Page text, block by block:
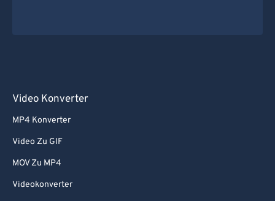
Video Konverter
MP4 Konverter
Video Zu GIF
MOV Zu MP4
Videokonverter